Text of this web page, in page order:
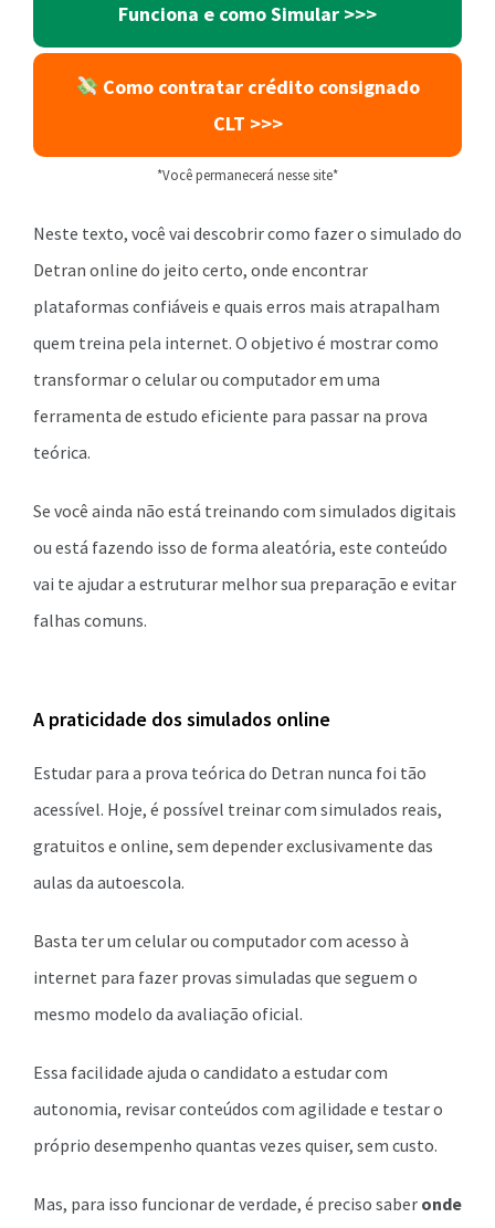
Funciona e como Simular >>>
Como contratar crédito consignado
CLT >>>
*Você permanecerá nesse site*
Neste texto, você vai descobrir como fazer o simulado do
Detran online do jeito certo, onde encontrar
plataformas confiáveis e quais erros mais atrapalham
quem treina pela internet. O objetivo é mostrar como
transformar o celular ou computador em uma
ferramenta de estudo eficiente para passar na prova
teórica.
Se você ainda não está treinando com simulados digitais
ou está fazendo isso de forma aleatória, este conteúdo
vai te ajudar a estruturar melhor sua preparação e evitar
falhas comuns.
A praticidade dos simulados online
Estudar para a prova teórica do Detran nunca foi tão
acessível. Hoje, é possível treinar com simulados reais,
gratuitos e online, sem depender exclusivamente das
aulas da autoescola.
Basta ter um celular ou computador com acesso à
internet para fazer provas simuladas que seguem o
mesmo modelo da avaliação oficial.
Essa facilidade ajuda o candidato a estudar com
autonomia, revisar conteúdos com agilidade e testar o
próprio desempenho quantas vezes quiser, sem custo.
Mas, para isso funcionar de verdade, é preciso saber onde